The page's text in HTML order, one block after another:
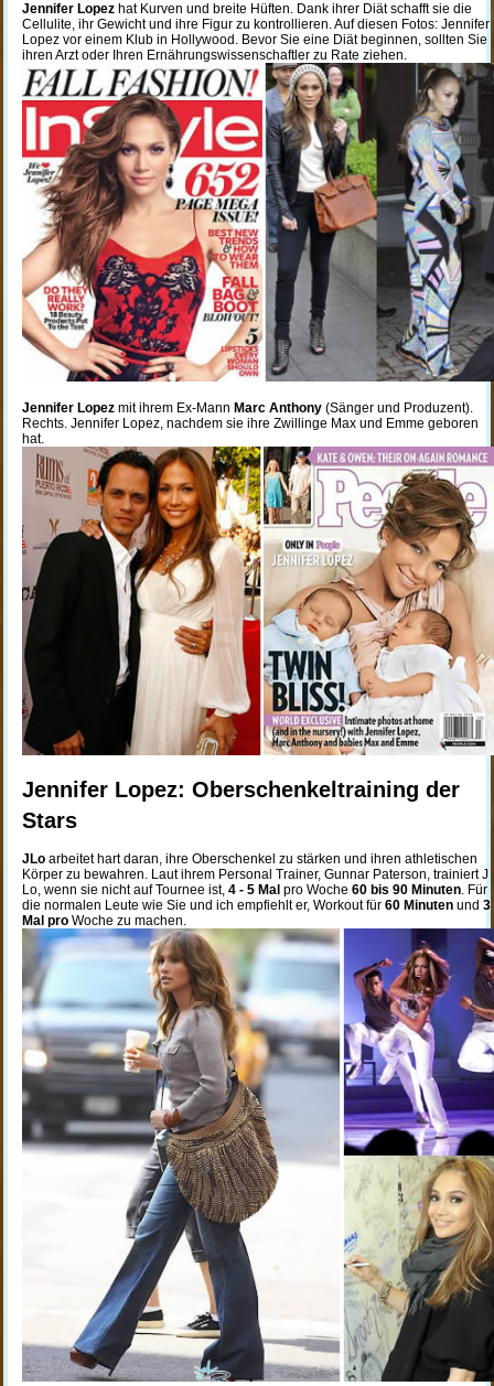
Jennifer Lopez hat Kurven und breite Hüften. Dank ihrer Diät schafft sie die
Cellulite, ihr Gewicht und ihre Figur zu kontrollieren. Auf diesen Fotos: Jennifer
Lopez vor einem Klub in Hollywood. Bevor Sie eine Diät beginnen, sollten Sie
ihren Arzt oder Ihren Ernährungswissenschaftler zu Rate ziehen.
Jennifer Lopezmit ihrem Ex-Mann Marc Anthony(Sänger und Produzent).
Rechts. Jennifer Lopez, nachdem sie ihre Zwillinge Max und Emme geboren
hat.
Jennifer Lopez: Oberschenkeltraining der
Stars
JLoarbeitet hart daran, ihre Oberschenkel zu stärken und ihren athletischen
Körper zu bewahren. Laut ihrem Personal Trainer, Gunnar Paterson, trainiert J
Lo, wenn sie nicht auf Tournee ist, 4 - 5 Mal pro Woche 60 bis 90 Minuten. Für
die normalen Leute wie Sie und ich empfiehlt er, Workout für 60 Minutenund 3
Mal proWoche zu machen.